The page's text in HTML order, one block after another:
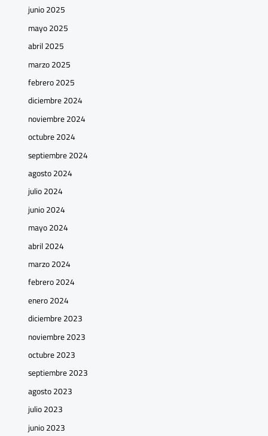
junio 2025
mayo 2025
abril 2025
marzo 2025
febrero 2025
diciembre 2024
noviembre 2024
octubre 2024
septiembre 2024
agosto 2024
julio 2024
junio 2024
mayo 2024
abril 2024
marzo 2024
febrero 2024
enero 2024
diciembre 2023
noviembre 2023
octubre 2023
septiembre 2023
agosto 2023
julio 2023
junio 2023